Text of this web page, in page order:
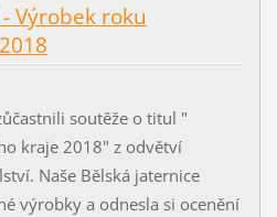
- Výrobek roku
soutěže o titul "
kraje 2018" z odvětví
Naše Bělská jaternice
výrobky a odnesla si ocenění